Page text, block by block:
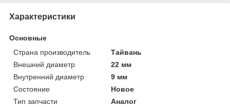
Характеристики
Основные
Страна производитель
Тайвань
Внешний диаметр
22 мм
Внутренний диаметр
9 мм
Состояние
Новое
Тип запчасти
Аналог